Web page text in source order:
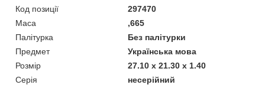
Код позиції
297470
Маса
,665
Палітурка
Без палітурки
Предмет
Українська мова
Розмір
27.10 x 21.30 x 1.40
Серія
несерійний